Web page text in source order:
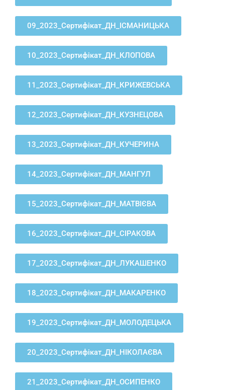
09_2023_Сертифікат_ДН_ІСМАНИЦЬКА
10_2023_Сертифікат_ДН_КЛОПОВА
11_2023_Сертифікат_ДН_КРИЖЕВСЬКА
12_2023_Сертифікат_ДН_КУЗНЕЦОВА
13_2023_Сертифікат_ДН_КУЧЕРИНА
14_2023_Сертифікат_ДН_МАНГУЛ
15_2023_Сертифікат_ДН_МАТВІЄВА
16_2023_Сертифікат_ДН_СІРАКОВА
17_2023_Сертифікат_ДН_ЛУКАШЕНКО
18_2023_Сертифікат_ДН_МАКАРЕНКО
19_2023_Сертифікат_ДН_МОЛОДЕЦЬКА
20_2023_Сертифікат_ДН_НІКОЛАЄВА
21_2023_Сертифікат_ДН_ОСИПЕНКО